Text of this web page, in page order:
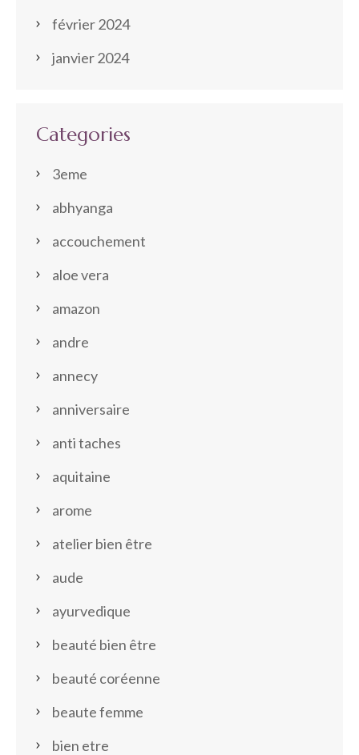
février 2024
janvier 2024
Categories
3eme
abhyanga
accouchement
aloe vera
amazon
andre
annecy
anniversaire
anti taches
aquitaine
arome
atelier bien être
aude
ayurvedique
beauté bien être
beauté coréenne
beaute femme
bien etre